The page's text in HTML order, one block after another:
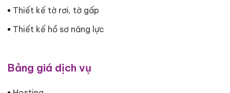
Thiết kế tờ rơi, tờ gấp
Thiết kế hồ sơ năng lực
Bảng giá dịch vụ